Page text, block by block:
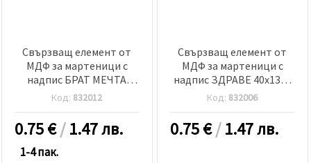
Свързващ елемент от
МДФ за мартеници с
надпис БРАТ МЕЧТА
40x13x3 мм дупка 3 мм -5
броя
Код: 832012
0.75€/1.47 лв.
1-4 пак.
Свързващ елемент от
МДФ за мартеници с
надпис ЗДРАВЕ 40x13x3
мм дупка 3 мм -5 броя
Код: 832006
0.75€/1.47 лв.